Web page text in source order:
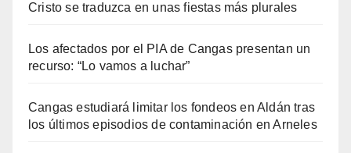
Cristo se traduzca en unas fiestas más plurales
Los afectados por el PIA de Cangas presentan un
recurso: “Lo vamos a luchar”
Cangas estudiará limitar los fondeos en Aldán tras
los últimos episodios de contaminación en Arneles